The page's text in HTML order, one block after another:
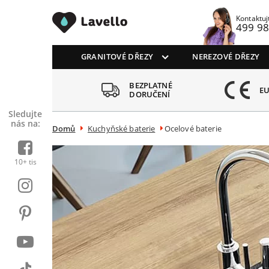
499
Sledujte
nás na:
10+ tis
GRANITOVÉ DŘEZY NEREZOVÉ DŘEZY
BEZPLATNÉ
DORUČENÍ
Domů Kuchyňské baterie Ocelové baterie